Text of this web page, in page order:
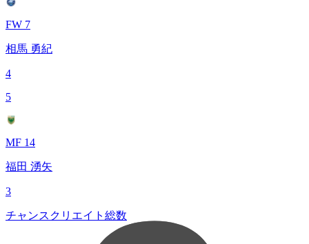
FW 7
相馬 勇紀
4
5
MF 14
福田 湧矢
3
チャンスクリエイト総数